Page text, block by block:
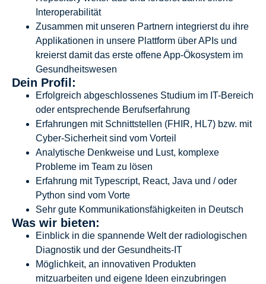
Interoperabilität
Zusammen mit unseren Partnern integrierst du ihre
Applikationen in unsere Plattform über APIs und
kreierst damit das erste offene App-Ökosystem im
Gesundheitswesen
Dein Profil:
Erfolgreich abgeschlossenes Studium im IT-Bereich
oder entsprechende Berufserfahrung
Erfahrungen mit Schnittstellen (FHIR, HL7) bzw. mit
Cyber-Sicherheit sind vom Vorteil
Analytische Denkweise und Lust, komplexe
Probleme im Team zu lösen
Erfahrung mit Typescript, React, Java und / oder
Python sind vom Vorte
Sehr gute Kommunikationsfähigkeiten in Deutsch
Was wir bieten:
Einblick in die spannende Welt der radiologischen
Diagnostik und der Gesundheits-IT
Möglichkeit, an innovativen Produkten
mitzuarbeiten und eigene Ideen einzubringen